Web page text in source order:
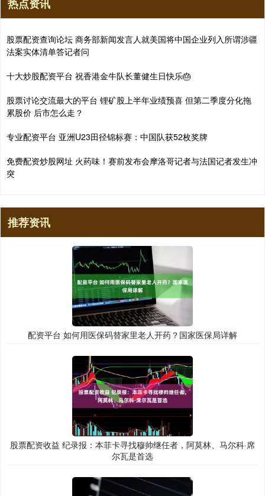
热点资讯
股票配资查询论坛 商务部新闻发言人就美国将中国企业列入所谓涉疆
法案实体清单答记者问
十大炒股配资平台 祝香港金牛队长董健生日快乐🎂
股票讨论交流最大的平台 锂矿股上半年业绩预喜 但第二季度分化拖
累股价 后市怎么走？
专业配资平台 亚洲U23田径锦标赛：中国队获52枚奖牌
免费配资炒股网址 火药味！赛前发布会摩洛哥记者与法国记者发生冲
突
推荐资讯
配资平台 如何用医保码替家里老人开药？国家医保局详解
股票配资收益 纪录报：本菲卡寻找穆帅继任者，阿莫林、马尔科·席
尔瓦是首选